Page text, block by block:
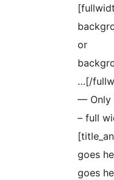
or
…[/
— Only
– full
goes
goes